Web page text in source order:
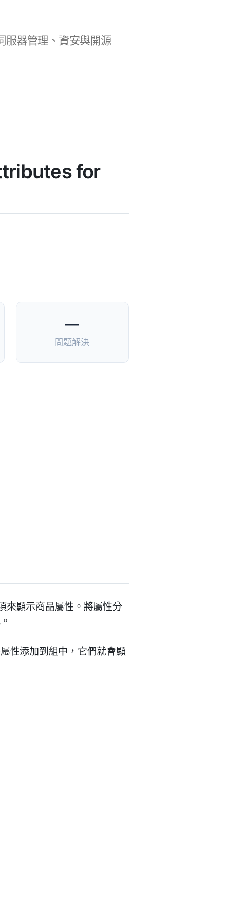
器管理、資安與開源
for
—
問題解決
來顯示商品屬性。將屬性分
性添加到組中，它們就會顯